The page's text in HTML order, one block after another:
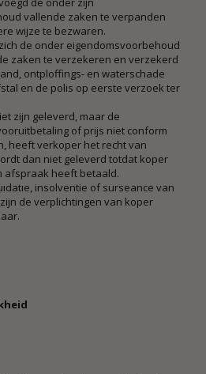
vallende zaken te verpanden
wijze te bezwaren.
de onder eigendomsvoorbehoud
zaken te verzekeren en verzekerd
ontploffings- en waterschade
en de polis op eerste verzoek ter
zijn geleverd, maar de
of prijs niet conform
heeft verkoper het recht van
dan niet geleverd totdat koper
afspraak heeft betaald.
insolventie of surseance van
de verplichtingen van koper